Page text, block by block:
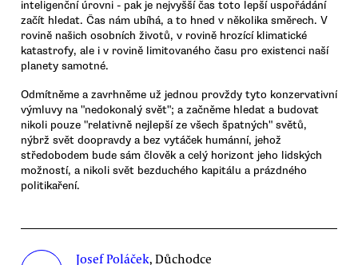
inteligenční úrovni - pak je nejvyšší čas toto lepší uspořádání
začít hledat. Čas nám ubíhá, a to hned v několika směrech. V
rovině našich osobních životů, v rovině hrozící klimatické
katastrofy, ale i v rovině limitovaného času pro existenci naší
planety samotné.
Odmítněme a zavrhněme už jednou provždy tyto konzervativní
výmluvy na "nedokonalý svět"; a začněme hledat a budovat
nikoli pouze "relativně nejlepší ze všech špatných" světů,
nýbrž svět doopravdy a bez vytáček humánní, jehož
středobodem bude sám člověk a celý horizont jeho lidských
možností, a nikoli svět bezduchého kapitálu a prázdného
politikaření.
Josef Poláček, Důchodce